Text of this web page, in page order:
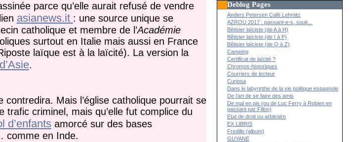
parce qu’elle aurait refusé de vendre
asianews.it : une source unique se
catholique et membre de l’Académie
surtout en Italie mais aussi en France
laïque est à la laïcité). La version la
.
contredira. Mais l’église catholique pourrait se
criminel, mais qu’elle fut complice du
d’enfantsamorcé sur des bases
comme en Inde.
Deblog Pages
Anders Petersen Café Lehmitz
AZROU 2017 : passant-e-s, souk...
Bêtisier laïciste (de A à H)
Bêtisier laïciste (de I à P)
Bêtisier laïciste (de Q à Z)
Camping
Certificat de laïcité ?
Chromos-historiques
Courriers de lecteur
Curiosa
Dans le labyrinthe de la vie politique espagnole
De l’art de se faire des amis
De mal en pis (ou de Luc Ferry à Robien en
passant par Fillon)
Etat de droit ou arbitraire
EX LIBRIS
Fredillo (album)
GUYANE